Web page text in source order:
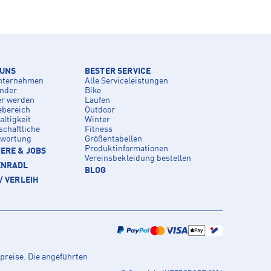
werden
& JOBS
VERLEIH
BESTER SERVICE
Alle Serviceleistungen
Bike
Laufen
Outdoor
Winter
Fitness
Größentabellen
Produktinformationen
Vereinsbekleidung bestellen
BLOG
Die angeführten